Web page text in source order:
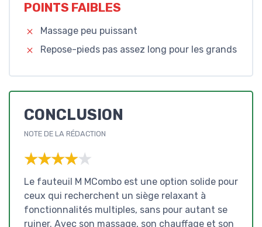
POINTS FAIBLES
Massage peu puissant
Repose-pieds pas assez long pour les grands
CONCLUSION
NOTE DE LA RÉDACTION
★★★★★
★★★★★
Le fauteuil M MCombo est une option solide pour
ceux qui recherchent un siège relaxant à
fonctionnalités multiples, sans pour autant se
ruiner. Avec son massage, son chauffage et son